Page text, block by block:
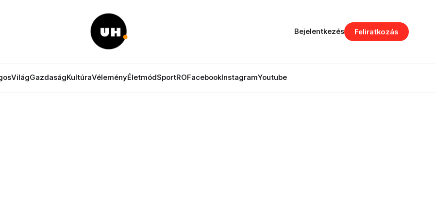
VilágGazdaságKultúraVéleményÉletmódSportROFacebookInstagramYoutube
Bejelentkezés Feliratkozás